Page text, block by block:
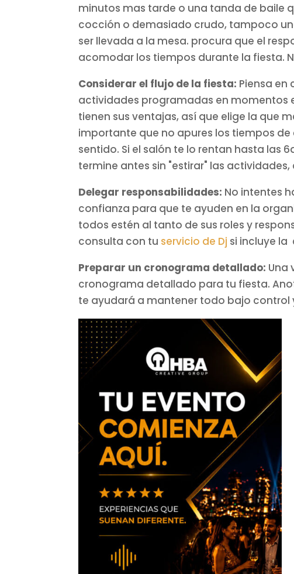
minutos mas tarde o una tanda de baile
cocción o demasiado crudo, tampoco
ser llevada a la mesa. procura que el
acomodar los tiempos durante la fiesta.
Considerar el flujo de la fiesta: Piensa en
actividades programadas en momentos
tienen sus ventajas, así que elige la que
importante que no apures los tiempos
sentido. Si el salón te lo rentan hasta las
termine antes sin "estirar" las
Delegar responsabilidades: No intentes
confianza para que te ayuden en la
todos estén al tanto de sus roles y
consulta con tu servicio de Dj si incluye
Preparar un cronograma detallado: Una
cronograma detallado para tu fiesta.
te ayudará a mantener todo bajo